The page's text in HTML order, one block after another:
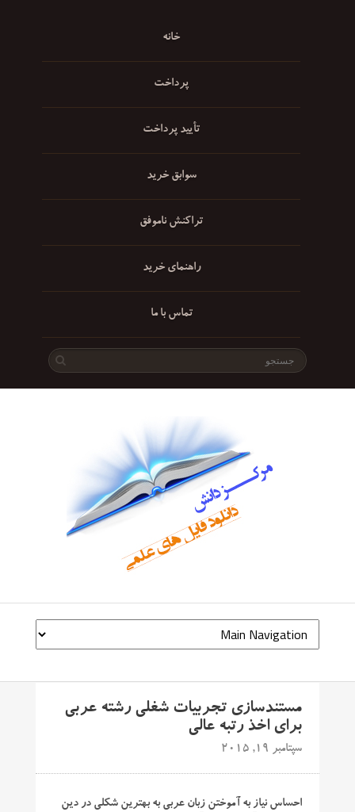
خانه
پرداخت
تأیید پرداخت
سوابق خرید
تراکنش ناموفق
راهنمای خرید
تماس با ما
مستندسازی تجربیات شغلی رشته عربی
برای اخذ رتبه عالی
سپتامبر 19, 2015
احساس نیاز به آموختن زبان عربی به بهترین شکلی در دین